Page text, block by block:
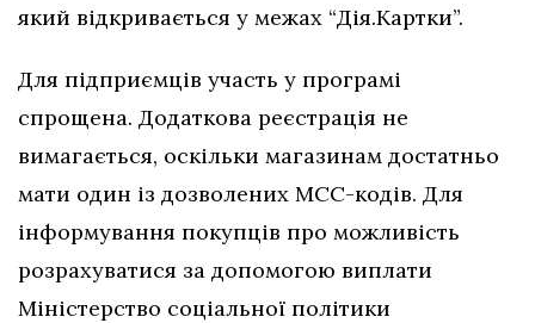
який відкривається у межах “Дія.Картки”.
Для підприємців участь у програмі
спрощена. Додаткова реєстрація не
вимагається, оскільки магазинам достатньо
мати один із дозволених МСС-кодів. Для
інформування покупців про можливість
розрахуватися за допомогою виплати
Міністерство соціальної політики